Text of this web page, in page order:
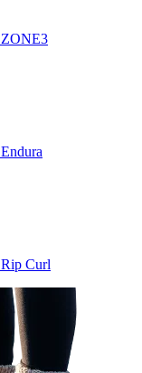
ZONE3
Endura
Rip Curl